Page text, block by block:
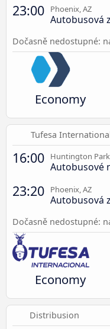
23:00 Phoenix, AZ
Autobusová
Dočasně nedostupné:
Economy
Tufesa
16:00 Huntington
Autobusové
23:20 Phoenix, AZ
Autobusová
Dočasně nedostupné:
Economy
Distribusion